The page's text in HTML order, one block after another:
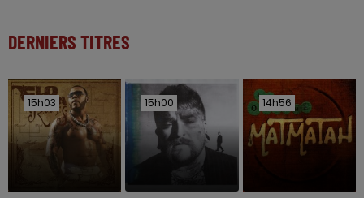
DERNIERS TITRES
15h03
15h03 15h00
15h00 14h56
14h56